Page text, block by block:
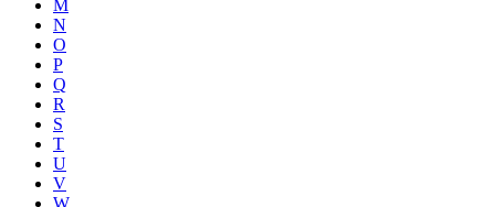
M
N
O
P
Q
R
S
T
U
V
W